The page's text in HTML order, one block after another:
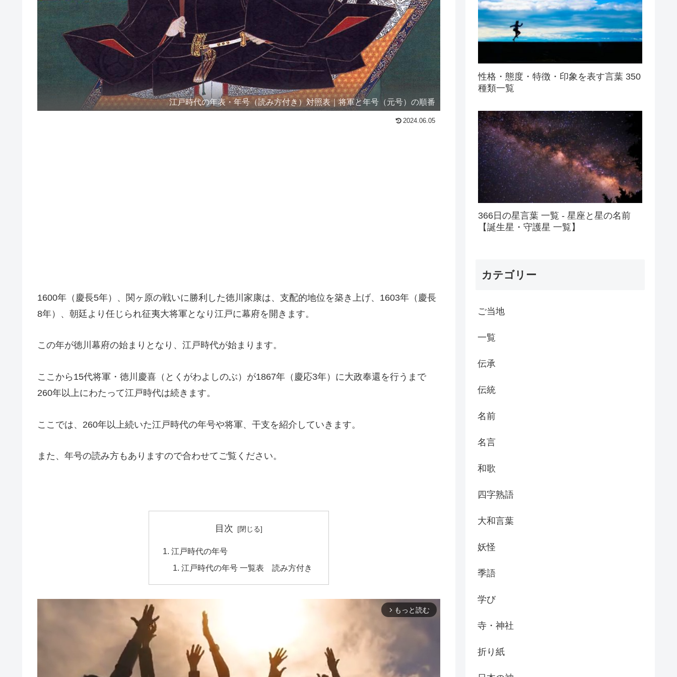
江戸時代の年表・年号（読み方付き）対照表｜将軍と年号（元号）の順番
2024.06.05
1600年（慶長5年）、関ヶ原の戦いに勝利した徳川家康は、支配的地位を築き上げ、1603年（慶長
8年）、朝廷より任じられ征夷大将軍となり江戸に幕府を開きます。
この年が徳川幕府の始まりとなり、江戸時代が始まります。
ここから15代将軍・徳川慶喜（とくがわよしのぶ）が1867年（慶応3年）に大政奉還を行うまで
260年以上にわたって江戸時代は続きます。
ここでは、260年以上続いた江戸時代の年号や将軍、干支を紹介していきます。
また、年号の読み方もありますので合わせてご覧ください。
目次
江戸時代の年号
江戸時代の年号 一覧表 読み方付き
arrow_forward_ios もっと読む
性格・態度・特徴・印象を表す言葉 350
種類一覧
366日の星言葉 一覧 - 星座と星の名前
【誕生星・守護星 一覧】
カテゴリー
ご当地
一覧
伝承
伝統
名前
名言
和歌
四字熟語
大和言葉
妖怪
季語
学び
寺・神社
折り紙